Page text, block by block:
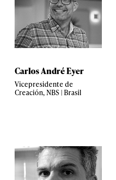
Carlos André Eyer
Vicepresidente de
Creación, NBS | Brasil